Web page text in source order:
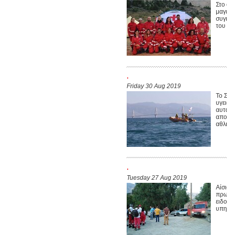
Στο
του
.
Friday 30 Aug 2019
Το
.
Tuesday 27 Aug 2019